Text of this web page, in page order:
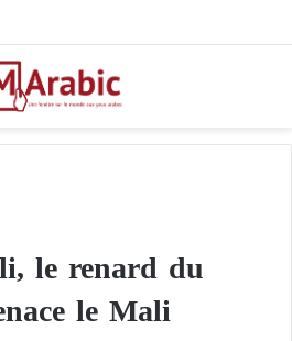
le renard du
le Mali